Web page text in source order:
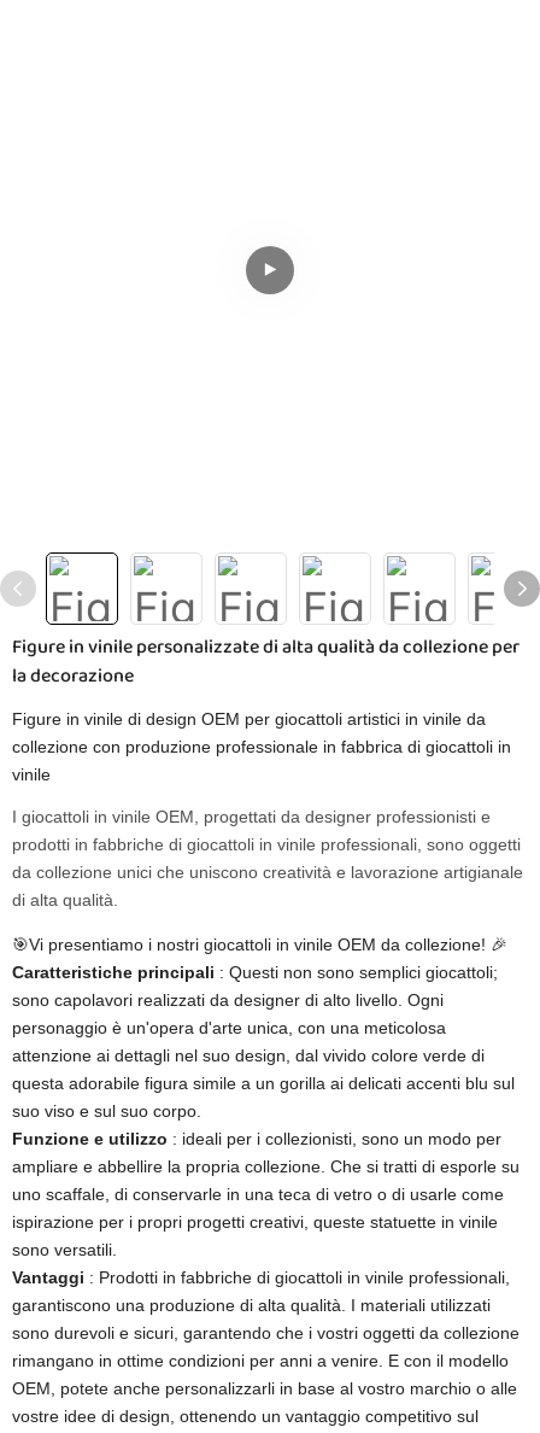
Figure in vinile personalizzate di alta qualità da collezione per
la decorazione
Figure in vinile di design OEM per giocattoli artistici in vinile da
collezione con produzione professionale in fabbrica di giocattoli in
vinile
I giocattoli in vinile OEM, progettati da designer professionisti e
prodotti in fabbriche di giocattoli in vinile professionali, sono oggetti
da collezione unici che uniscono creatività e lavorazione artigianale
di alta qualità.
🎯Vi presentiamo i nostri giocattoli in vinile OEM da collezione! 🎉
Caratteristiche principali : Questi non sono semplici giocattoli;
sono capolavori realizzati da designer di alto livello. Ogni
personaggio è un'opera d'arte unica, con una meticolosa
attenzione ai dettagli nel suo design, dal vivido colore verde di
questa adorabile figura simile a un gorilla ai delicati accenti blu sul
suo viso e sul suo corpo.
Funzione e utilizzo : ideali per i collezionisti, sono un modo per
ampliare e abbellire la propria collezione. Che si tratti di esporle su
uno scaffale, di conservarle in una teca di vetro o di usarle come
ispirazione per i propri progetti creativi, queste statuette in vinile
sono versatili.
Vantaggi : Prodotti in fabbriche di giocattoli in vinile professionali,
garantiscono una produzione di alta qualità. I ​​materiali utilizzati
sono durevoli e sicuri, garantendo che i vostri oggetti da collezione
rimangano in ottime condizioni per anni a venire. E con il modello
OEM, potete anche personalizzarli in base al vostro marchio o alle
vostre idee di design, ottenendo un vantaggio competitivo sul